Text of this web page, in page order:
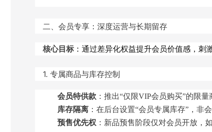
二、会员专享：深度运营与长期留存
核心目标 ：通过差异化权益提升会员价值感，刺
1. 专属商品与库存控制
会员特供款 ：推出“仅限VIP会员购买”的限
库存隔离 ：在后台设置“会员专属库存”，非
预售优先权 ：新品预售阶段仅对会员开放，